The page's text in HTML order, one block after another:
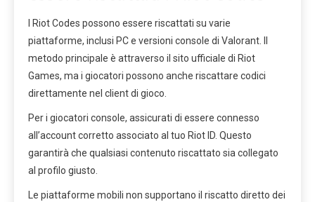
I Riot Codes possono essere riscattati su varie
piattaforme, inclusi PC e versioni console di Valorant. Il
metodo principale è attraverso il sito ufficiale di Riot
Games, ma i giocatori possono anche riscattare codici
direttamente nel client di gioco.
Per i giocatori console, assicurati di essere connesso
all’account corretto associato al tuo Riot ID. Questo
garantirà che qualsiasi contenuto riscattato sia collegato
al profilo giusto.
Le piattaforme mobili non supportano il riscatto diretto dei